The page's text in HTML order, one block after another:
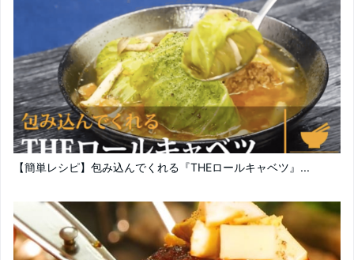
【簡単レシピ】包み込んでくれる『THEロールキャベツ』...